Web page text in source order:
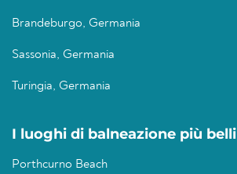
Brandeburgo, Germania
Sassonia, Germania
Turingia, Germania
I luoghi di balneazione più belli
Porthcurno Beach